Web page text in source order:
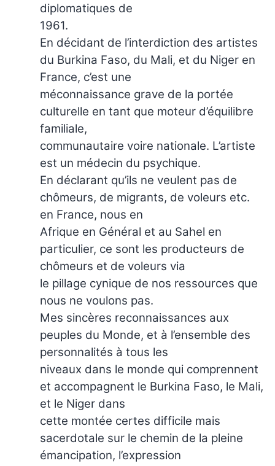
diplomatiques de
1961.
En décidant de l’interdiction des artistes
du Burkina Faso, du Mali, et du Niger en
France, c’est une
méconnaissance grave de la portée
culturelle en tant que moteur d’équilibre
familiale,
communautaire voire nationale. L’artiste
est un médecin du psychique.
En déclarant qu’ils ne veulent pas de
chômeurs, de migrants, de voleurs etc.
en France, nous en
Afrique en Général et au Sahel en
particulier, ce sont les producteurs de
chômeurs et de voleurs via
le pillage cynique de nos ressources que
nous ne voulons pas.
Mes sincères reconnaissances aux
peuples du Monde, et à l’ensemble des
personnalités à tous les
niveaux dans le monde qui comprennent
et accompagnent le Burkina Faso, le Mali,
et le Niger dans
cette montée certes difficile mais
sacerdotale sur le chemin de la pleine
émancipation, l’expression